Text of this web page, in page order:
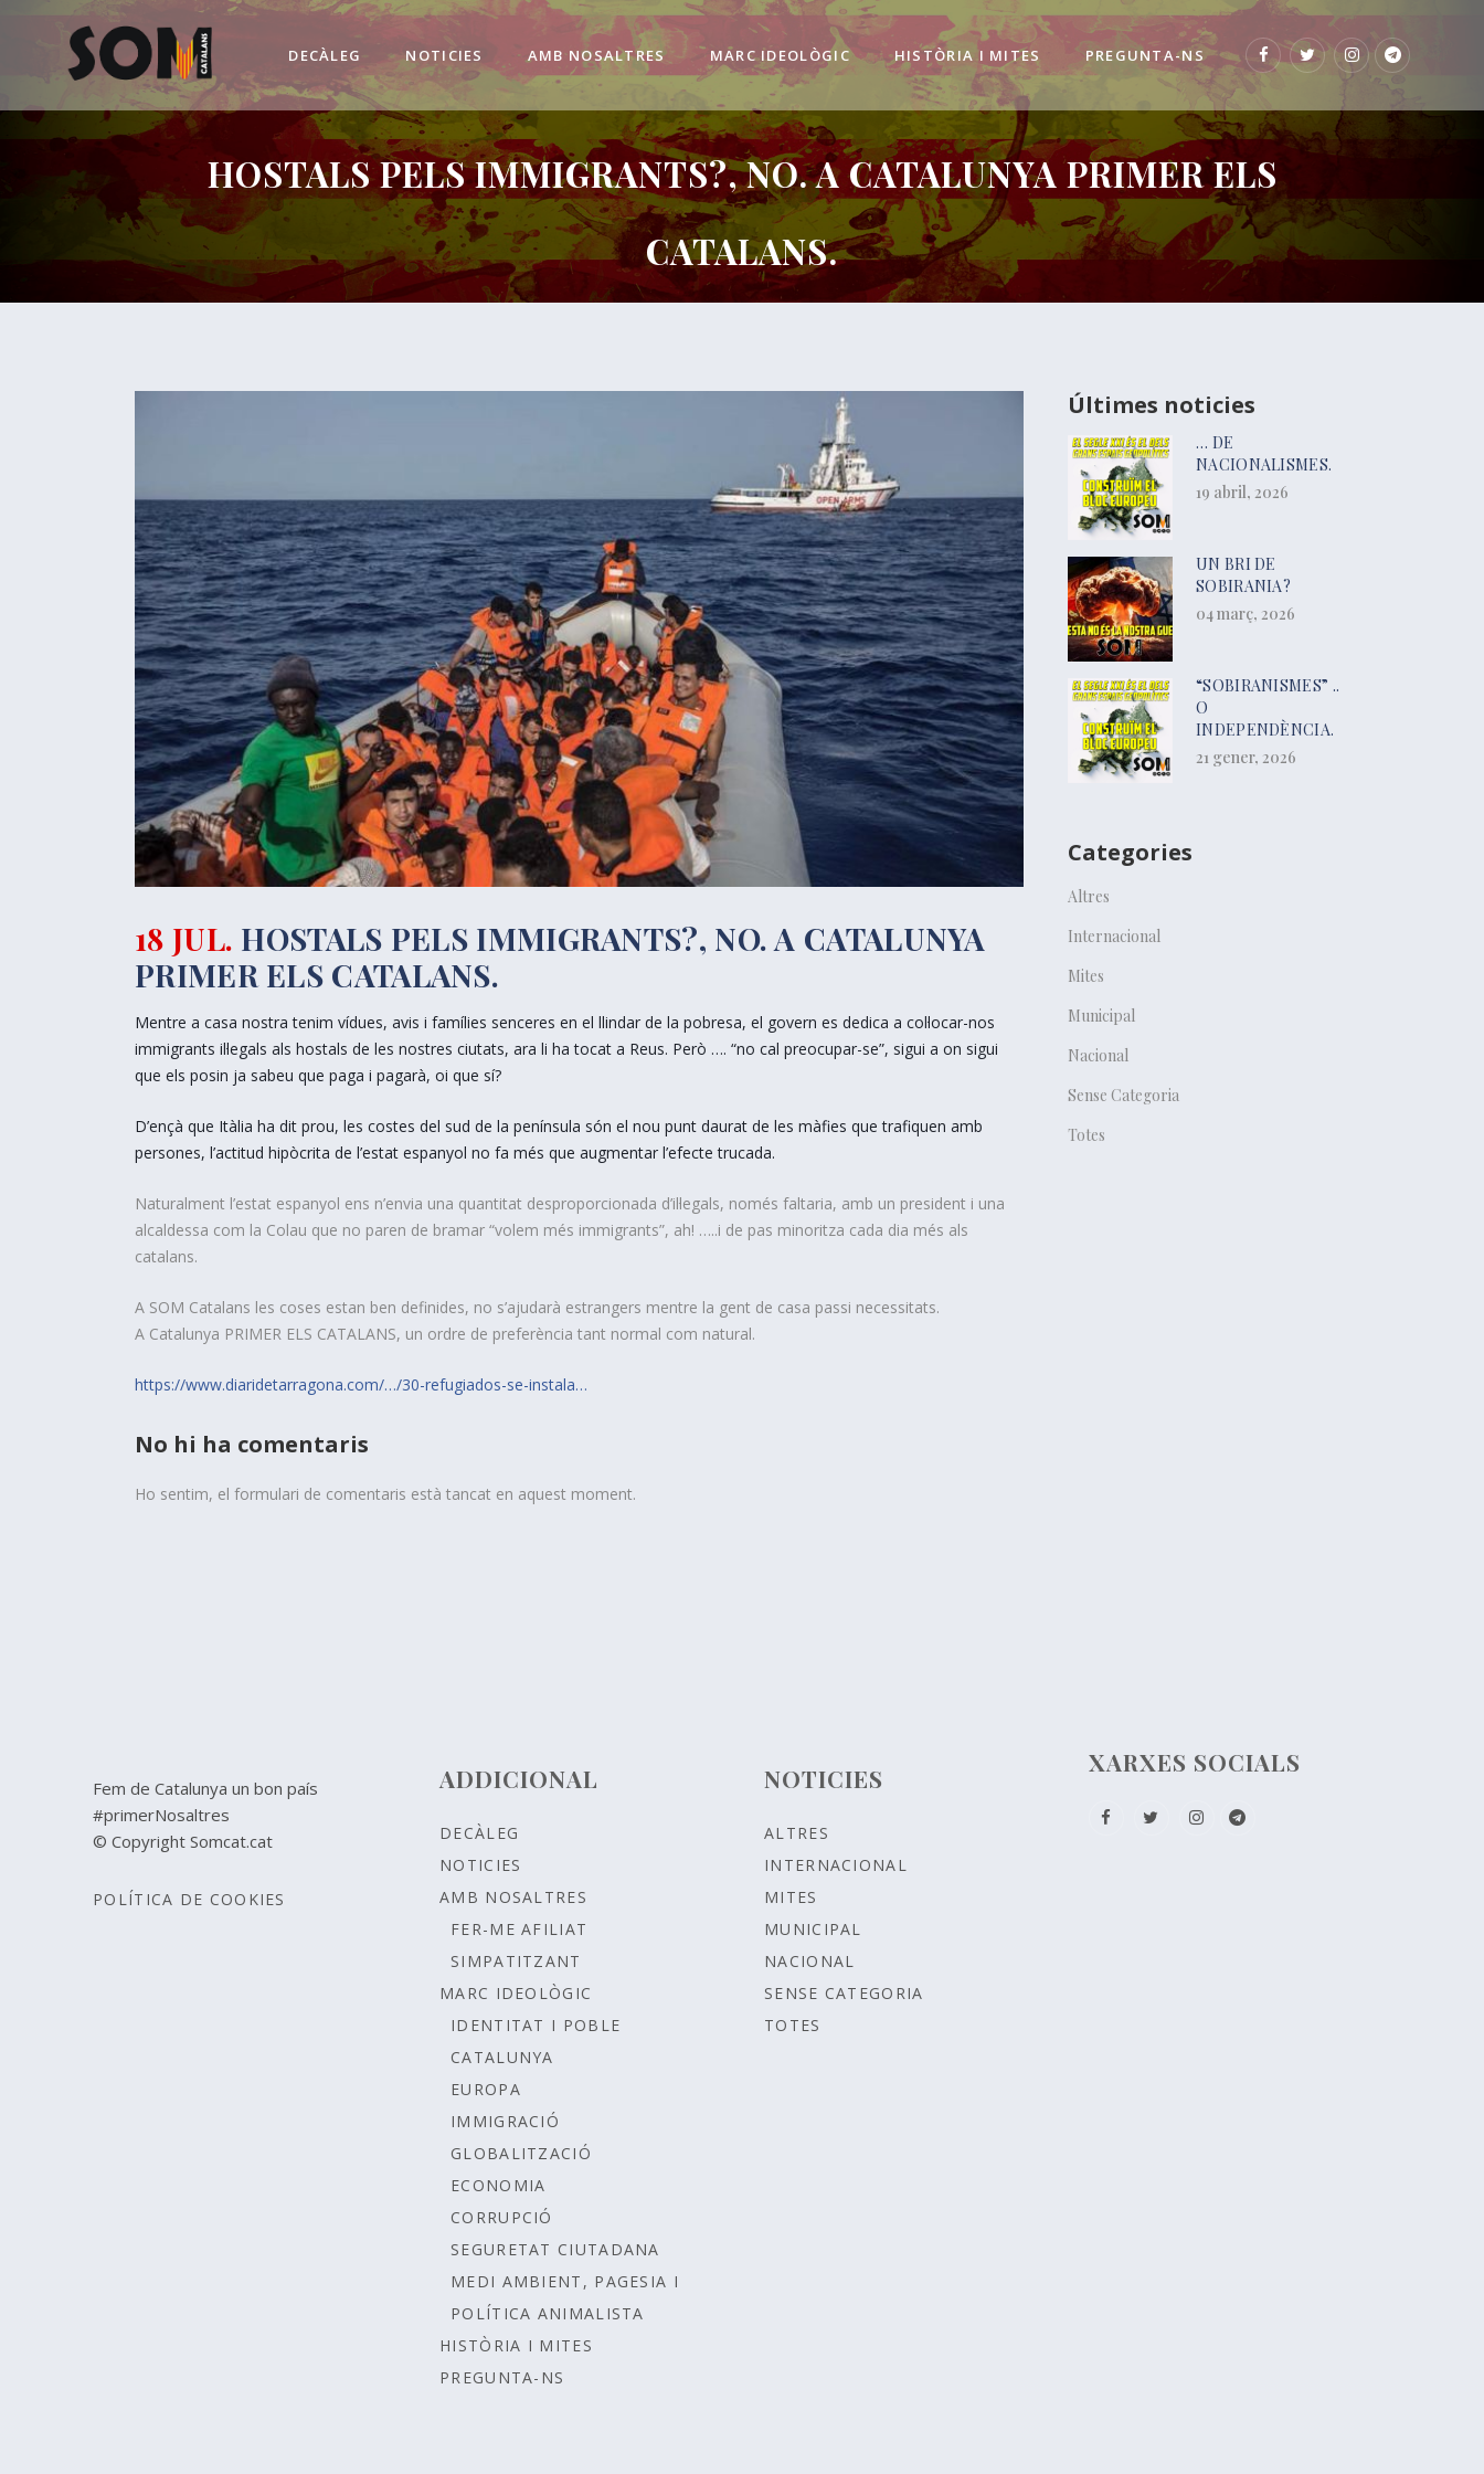
DECÀLEG NOTICIES AMB NOSALTRES MARC IDEOLÒGIC HISTÒRIA I MITES PREGUNTA-NS
HOSTALS PELS IMMIGRANTS?, NO. A CATALUNYA PRIMER ELS
CATALANS.
18 JUL. HOSTALS PELS IMMIGRANTS?, NO. A CATALUNYA
PRIMER ELS CATALANS.
Mentre a casa nostra tenim vídues, avis i famílies senceres en el llindar de la pobresa, el govern es dedica a col·locar-nos
immigrants il·legals als hostals de les nostres ciutats, ara li ha tocat a Reus. Però …. “no cal preocupar-se”, sigui a on sigui
que els posin ja sabeu que paga i pagarà, oi que sí?
D’ençà que Itàlia ha dit prou, les costes del sud de la península són el nou punt daurat de les màfies que trafiquen amb
persones, l’actitud hipòcrita de l’estat espanyol no fa més que augmentar l’efecte trucada.
Naturalment l’estat espanyol ens n’envia una quantitat desproporcionada d’il·legals, només faltaria, amb un president i una
alcaldessa com la Colau que no paren de bramar “volem més immigrants”, ah! …..i de pas minoritza cada dia més als
catalans.
A SOM Catalans les coses estan ben definides, no s’ajudarà estrangers mentre la gent de casa passi necessitats.
A Catalunya PRIMER ELS CATALANS, un ordre de preferència tant normal com natural.
https://www.diaridetarragona.com/…/30-refugiados-se-instala…
No hi ha comentaris
Ho sentim, el formulari de comentaris està tancat en aquest moment.
Últimes noticies
… DE
NACIONALISMES.
19 abril, 2026
UN BRI DE
SOBIRANIA?
04 març, 2026
“SOBIRANISMES” ..
O
INDEPENDÈNCIA.
21 gener, 2026
Categories
Altres
Internacional
Mites
Municipal
Nacional
Sense Categoria
Totes
Fem de Catalunya un bon país
#primerNosaltres
© Copyright Somcat.cat
POLÍTICA DE COOKIES
ADDICIONAL
DECÀLEG
NOTICIES
AMB NOSALTRES
FER-ME AFILIAT
SIMPATITZANT
MARC IDEOLÒGIC
IDENTITAT I POBLE
CATALUNYA
EUROPA
IMMIGRACIÓ
GLOBALITZACIÓ
ECONOMIA
CORRUPCIÓ
SEGURETAT CIUTADANA
MEDI AMBIENT, PAGESIA I
POLÍTICA ANIMALISTA
HISTÒRIA I MITES
PREGUNTA-NS
NOTICIES
ALTRES
INTERNACIONAL
MITES
MUNICIPAL
NACIONAL
SENSE CATEGORIA
TOTES
XARXES SOCIALS